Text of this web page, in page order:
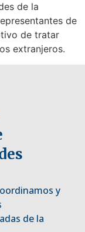
de la
de
de tratar
extranjeros.
y
de la